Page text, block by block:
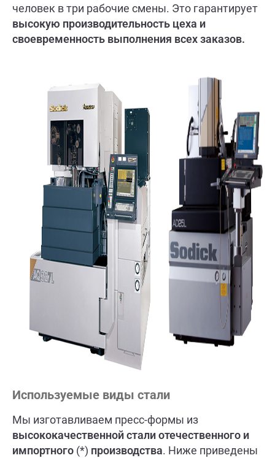
человек в три рабочие смены. Это гарантирует
высокую производительность цеха и
своевременность выполнения всех заказов.
Используемые виды стали
Мы изготавливаем пресс-формы из
высококачественной стали отечественного и
импортного (*) производства. Ниже приведены